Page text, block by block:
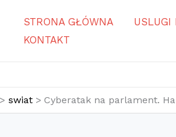
STRONA GŁÓWNA USLUGI
KONTAKT
swiat Cyberatak na parlament.